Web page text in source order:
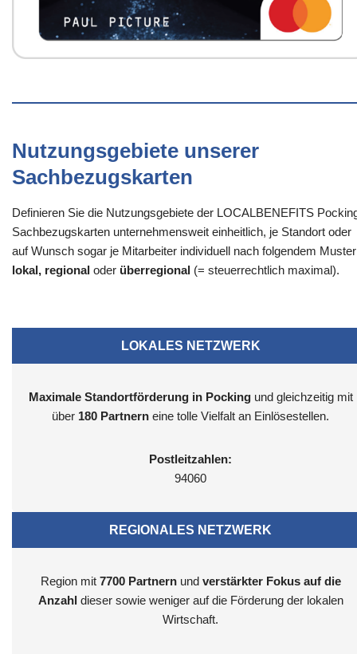
Nutzungsgebiete unserer
Sachbezugskarten
Definieren Sie die Nutzungsgebiete der LOCALBENEFITS
Sachbezugskarten unternehmensweit einheitlich, je Standort oder
auf Wunsch sogar je Mitarbeiter individuell nach folgendem
lokal, regional oder überregional (= steuerrechtlich maximal).
LOKALES NETZWERK
Maximale Standortförderung in Pockingund gleichzeitig mit
über 180 Partnern eine tolle Vielfalt an Einlösestellen.
Postleitzahlen:
94060
REGIONALES NETZWERK
Region mit 7700 Partnernund verstärkter Fokus auf die
Anzahl dieser sowie weniger auf die Förderung der lokalen
Wirtschaft.